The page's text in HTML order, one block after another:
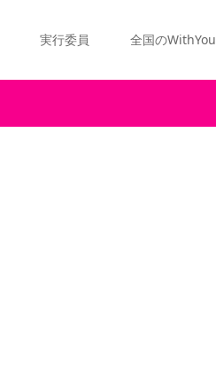
実行委員 全国のWithYou